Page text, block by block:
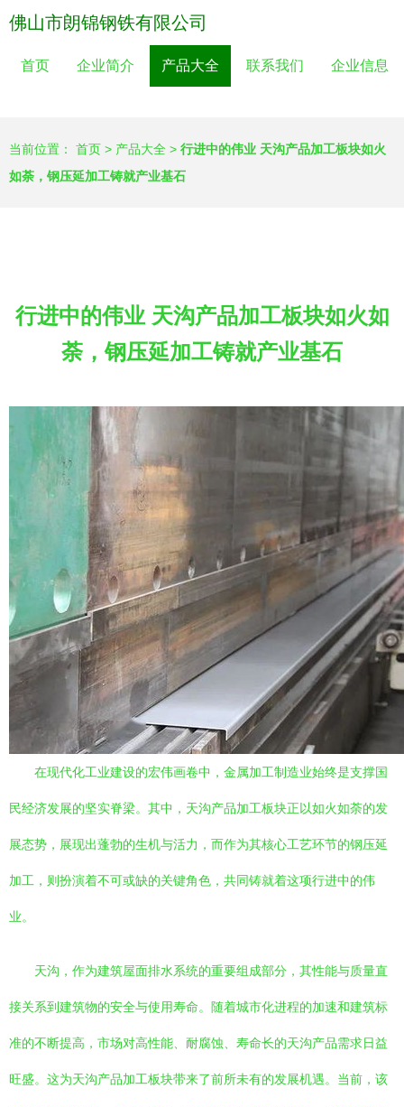
佛山市朗锦钢铁有限公司
首页 企业简介 产品大全 联系我们 企业信息
当前位置： 首页 > 产品大全 > 行进中的伟业 天沟产品加工板块如火
如荼，钢压延加工铸就产业基石
行进中的伟业 天沟产品加工板块如火如
荼，钢压延加工铸就产业基石
在现代化工业建设的宏伟画卷中，金属加工制造业始终是支撑国
民经济发展的坚实脊梁。其中，天沟产品加工板块正以如火如荼的发
展态势，展现出蓬勃的生机与活力，而作为其核心工艺环节的钢压延
加工，则扮演着不可或缺的关键角色，共同铸就着这项行进中的伟
业。
天沟，作为建筑屋面排水系统的重要组成部分，其性能与质量直
接关系到建筑物的安全与使用寿命。随着城市化进程的加速和建筑标
准的不断提高，市场对高性能、耐腐蚀、寿命长的天沟产品需求日益
旺盛。这为天沟产品加工板块带来了前所未有的发展机遇。当前，该